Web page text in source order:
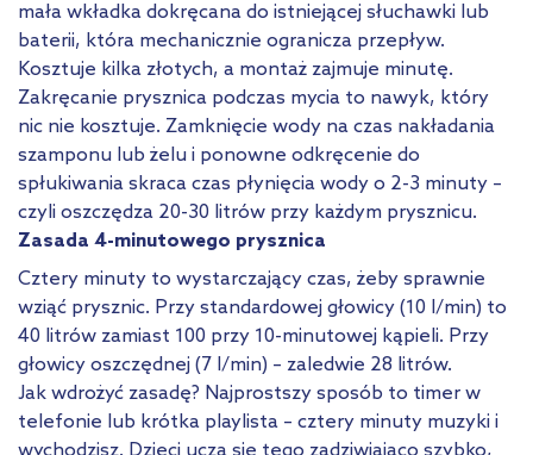
mała wkładka dokręcana do istniejącej słuchawki lub
baterii, która mechanicznie ogranicza przepływ.
Kosztuje kilka złotych, a montaż zajmuje minutę.
Zakręcanie prysznica podczas mycia to nawyk, który
nic nie kosztuje. Zamknięcie wody na czas nakładania
szamponu lub żelu i ponowne odkręcenie do
spłukiwania skraca czas płynięcia wody o 2-3 minuty –
czyli oszczędza 20-30 litrów przy każdym prysznicu.
Zasada 4-minutowego prysznica
Cztery minuty to wystarczający czas, żeby sprawnie
wziąć prysznic. Przy standardowej głowicy (10 l/min) to
40 litrów zamiast 100 przy 10-minutowej kąpieli. Przy
głowicy oszczędnej (7 l/min) – zaledwie 28 litrów.
Jak wdrożyć zasadę? Najprostszy sposób to timer w
telefonie lub krótka playlista – cztery minuty muzyki i
wychodzisz. Dzieci uczą się tego zadziwiająco szybko,